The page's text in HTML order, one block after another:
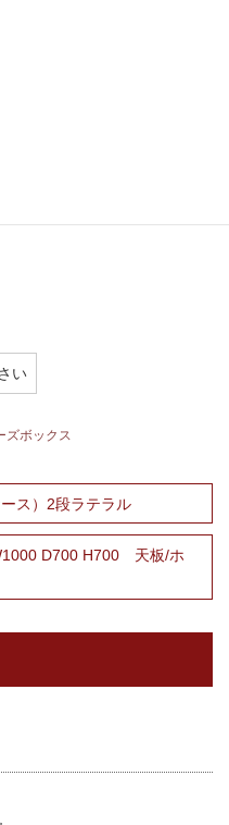
い
ズボックス
ス）2段ラテラル
D700 H700 天板/ホ